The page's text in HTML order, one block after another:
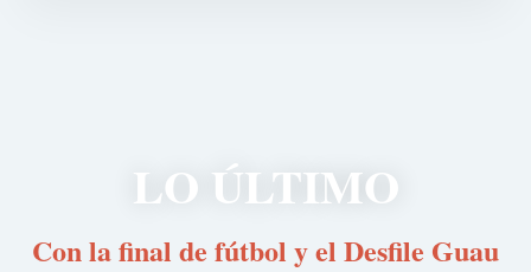
LO ÚLTIMO
Con la final de fútbol y el Desfile Guau